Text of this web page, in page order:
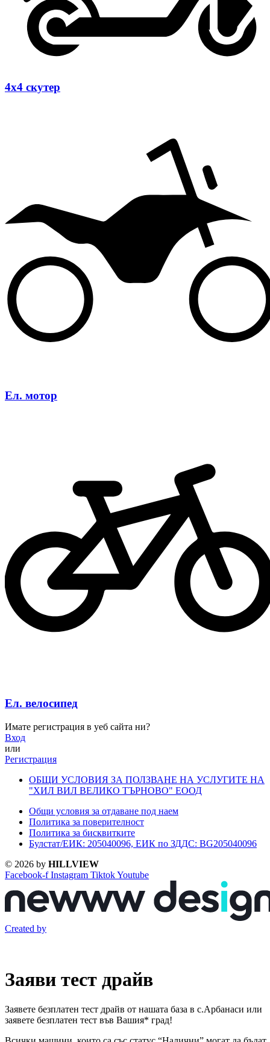
4х4 скутер
Ел. мотор
Ел. велосипед
Имате регистрация в уеб сайта ни?
Вход
или
Регистрация
ОБЩИ УСЛОВИЯ ЗА ПОЛЗВАНЕ НА УСЛУГИТЕ НА
"ХИЛ ВИЛ ВЕЛИКО ТЪРНОВО" ЕООД
Общи условия за отдаване под наем
Политика за поверителност
Политика за бисквитките
Булстат/ЕИК: 205040096, ЕИК по ЗДДС: BG205040096
© 2026 by HILLVIEW
Facebook-f Instagram TiktokYoutube
Created by
Заяви тест драйв
Заявете безплатен тест драйв от нашата база в с.Арбанаси или
заявете безплатен тест във Вашия* град!